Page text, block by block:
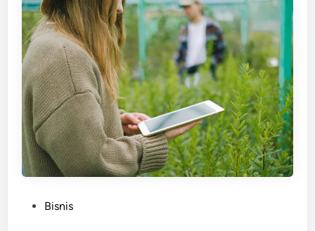
Bisnis